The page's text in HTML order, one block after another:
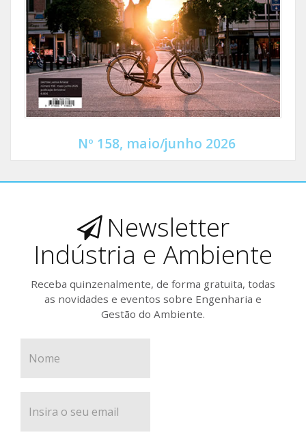
Nº 158, maio/junho 2026
Newsletter
Indústria e Ambiente
Receba quinzenalmente, de forma gratuita, todas
as novidades e eventos sobre Engenharia e
Gestão do Ambiente.